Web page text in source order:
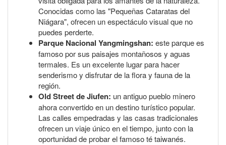
Conocidas como las "Pequeñas Cataratas del
Niágara", ofrecen un espectáculo visual que no
puedes perderte.
Parque Nacional Yangmingshan: este parque es
famoso por sus paisajes montañosos y aguas
termales. Es un excelente lugar para hacer
senderismo y disfrutar de la flora y fauna de la
región.
Old Street de Jiufen: un antiguo pueblo minero
ahora convertido en un destino turístico popular.
Las calles empedradas y las casas tradicionales
ofrecen un viaje único en el tiempo, junto con la
oportunidad de probar el famoso té taiwanés.